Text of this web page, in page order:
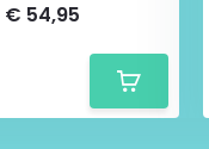
€ 54,95